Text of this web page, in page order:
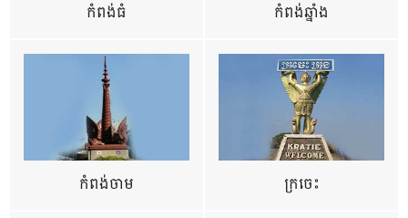
កំពង់ធំ កំពង់ឆ្នាំង
កំពង់ចាម ក្រចេះ